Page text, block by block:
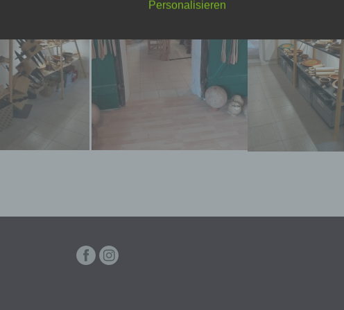
Datenschutzerklärung soll sowohl für die Öffentlichkeit als auch für
Begrifflichkeiten erläutern.
Wir verwenden in dieser Datenschutzerklärung unter anderem die
folgenden Begriffe:
a) personenbezogene Daten
Person angesehen, die direkt oder indirekt, insbesondere
einem oder mehreren besonderen Merkmalen, die Ausdruck der
physischen, physiologischen, genetischen, psychischen,
Personalisieren